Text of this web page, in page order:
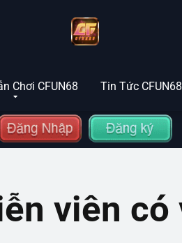
Chơi CFUN68 Tin Tức CFUN68
viên